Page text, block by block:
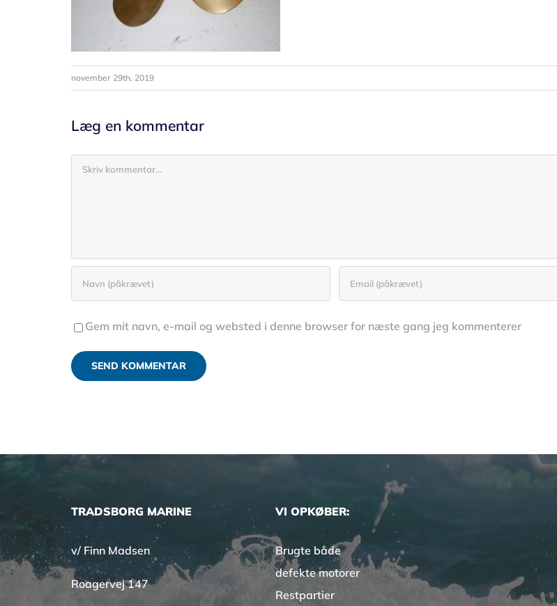
november 29th, 2019
Læg en kommentar
Comment
Gem mit navn, e-mail og websted i denne browser for næste gang jeg kommenterer
TRADSBORG MARINE
v/ Finn Madsen
Roagervej 147
VI OPKØBER:
Brugte både
defekte motorer
Restpartier